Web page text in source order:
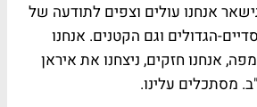
אנחנו עולים וצפים לתודעה של
הגדולים וגם הקטנים. אנחנו
אנחנו חזקים, ניצחנו את איראן
מסתכלים עלינו.